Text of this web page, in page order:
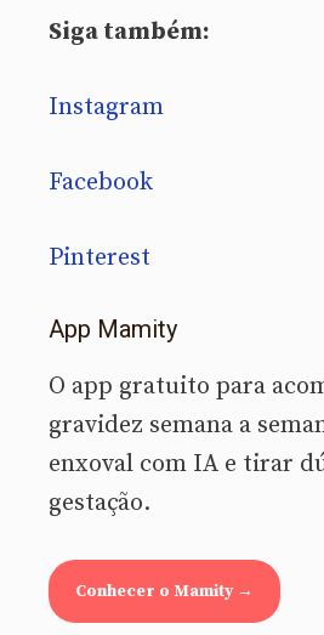
Siga também:
Instagram
Facebook
Pinterest
App Mamity
O app gratuito para
gravidez semana a
enxoval com IA e tirar
gestação.
Conhecer o Mamity →